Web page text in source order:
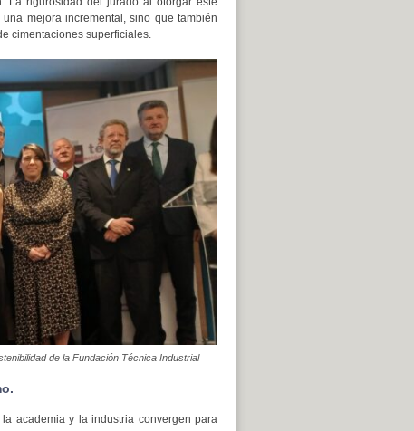
mejora incremental, sino que también
cimentaciones superficiales.
de la Fundación Técnica Industrial
academia y la industria convergen para